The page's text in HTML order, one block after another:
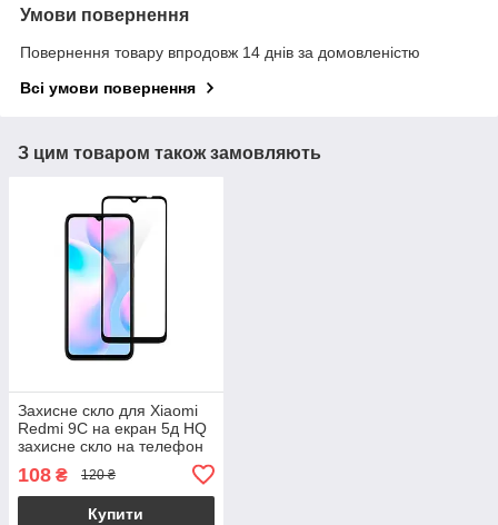
Умови повернення
Повернення товару впродовж 14 днів за домовленістю
Всі умови повернення
З цим товаром також замовляють
Захисне скло для Xiaomi
Redmi 9C на екран 5д HQ
захисне скло на телефон
сяомі редмі 9с чорне HQG
108 ₴ 120 ₴
Купити